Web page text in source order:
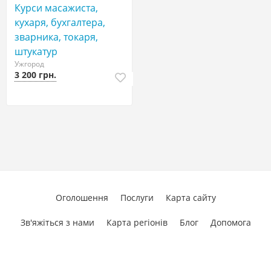
Курси масажиста,
кухаря, бухгалтера,
зварника, токаря,
штукатур
Ужгород
3 200 грн.
Оголошення Послуги Карта сайту
Зв'яжіться з нами Карта регіонів Блог Допомога